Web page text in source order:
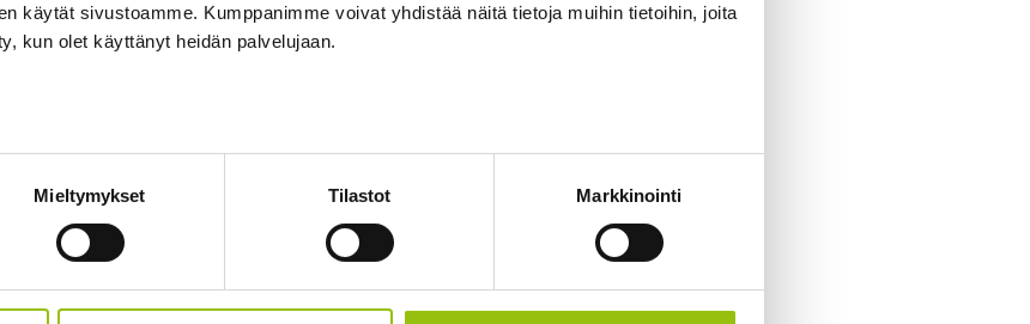
käytät sivustoamme. Kumppanimme voivat yhdistää näitä tietoja muihin tietoihin, joita
kun olet käyttänyt heidän palvelujaan.
Mieltymykset Tilastot Markkinointi
ja tulevaisuus yhteiskuntaopillisen
omat yhteiskuntaopin